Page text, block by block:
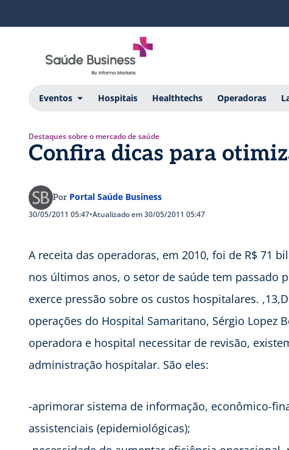
Eventos Hospitais Healthtechs Operadoras
Destaques sobre o mercado de saúde
Confira dicas para
Por Portal Saúde Business
30/05/2011 05:47•Atualizado em 30/05/2011 05:47
A receita das operadoras, em 2010, foi de R$ 71
nos últimos anos, o setor de saúde tem passado
exerce pressão sobre os custos hospitalares.
operações do Hospital Samaritano, Sérgio Lopez
operadora e hospital necessitar de revisão,
administração hospitalar. São eles:
-aprimorar sistema de informação, econômico-
assistenciais (epidemiológicas);